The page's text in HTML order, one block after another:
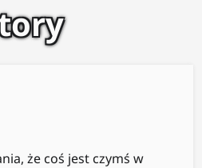
że coś jest czymś w